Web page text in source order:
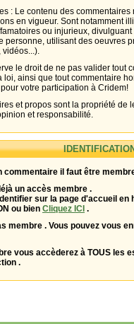
: Le contenu des
en vigueur. Sont notamment
ou injurieux,
personne, utilisant des oeuvres
vidéos...).
le droit de ne pas valider tout
loi, ainsi que tout commentaire
votre participation à Cridem!
et propos sont la propriété de
et responsabilité.
commentaire il faut être
un accès membre .
sur la page d'accueil en
ou bien Cliquez ICI .
membre . Vous pouvez vous
vous accèderez à TOUS les
.